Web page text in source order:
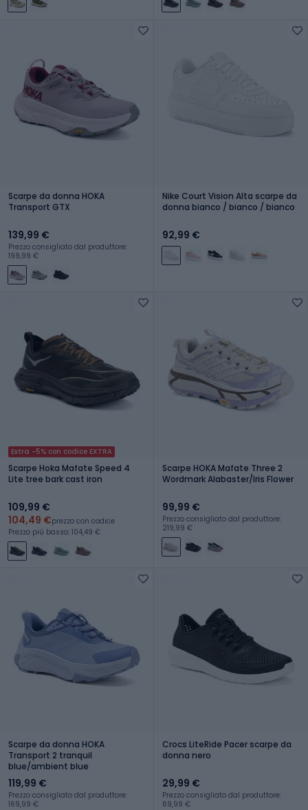
Scarpe da donna HOKA
Transport GTX
139,99 €
Prezzo consigliato dal produttore:
199,99 €
Nike Court Vision Alta scarpe da
donna bianco / bianco / bianco
92,99 €
Extra -5% con codice EXTRA
Scarpe Hoka Mafate Speed 4
Lite tree bark cast iron
109,99 €
104,49 €prezzo con codice
Prezzo più basso: 104,49 €
Scarpe HOKA Mafate Three 2
Wordmark Alabaster/Iris Flower
99,99 €
Prezzo consigliato dal produttore:
219,99 €
Scarpe da donna HOKA
Transport 2 tranquil
blue/ambient blue
119,99 €
Prezzo consigliato dal produttore:
169,99 €
Crocs LiteRide Pacer scarpe da
donna nero
29,99 €
Prezzo consigliato dal produttore:
69,99 €